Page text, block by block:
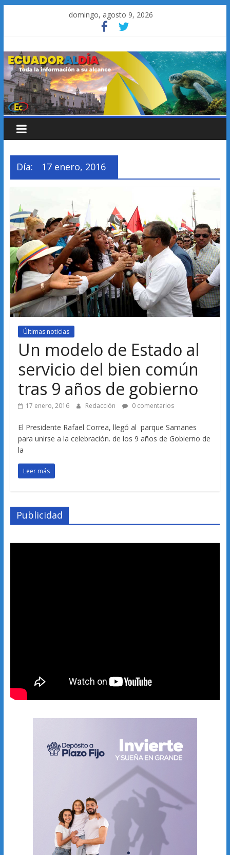
domingo, agosto 9, 2026
Día: 17 enero, 2016
Últimas noticias
Un modelo de Estado al
servicio del bien común
tras 9 años de gobierno
17 enero, 2016 Redacción 0 comentarios
El Presidente Rafael Correa, llegó al parque Samanes
para unirse a la celebración. de los 9 años de Gobierno de
la
Leer más
Publicidad